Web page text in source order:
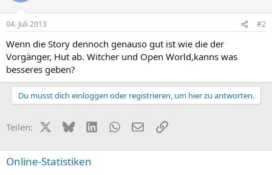
04. Juli 2013 #2
Wenn die Story dennoch genauso gut ist wie die der
Vorgänger, Hut ab. Witcher und Open World,kanns was
besseres geben?
Du musst dich einloggen oder registrieren, um hier zu antworten.
Teilen: X (Twitter)
BlueskyLinkedInWhatsApp
E-MailLink
Online-Statistiken